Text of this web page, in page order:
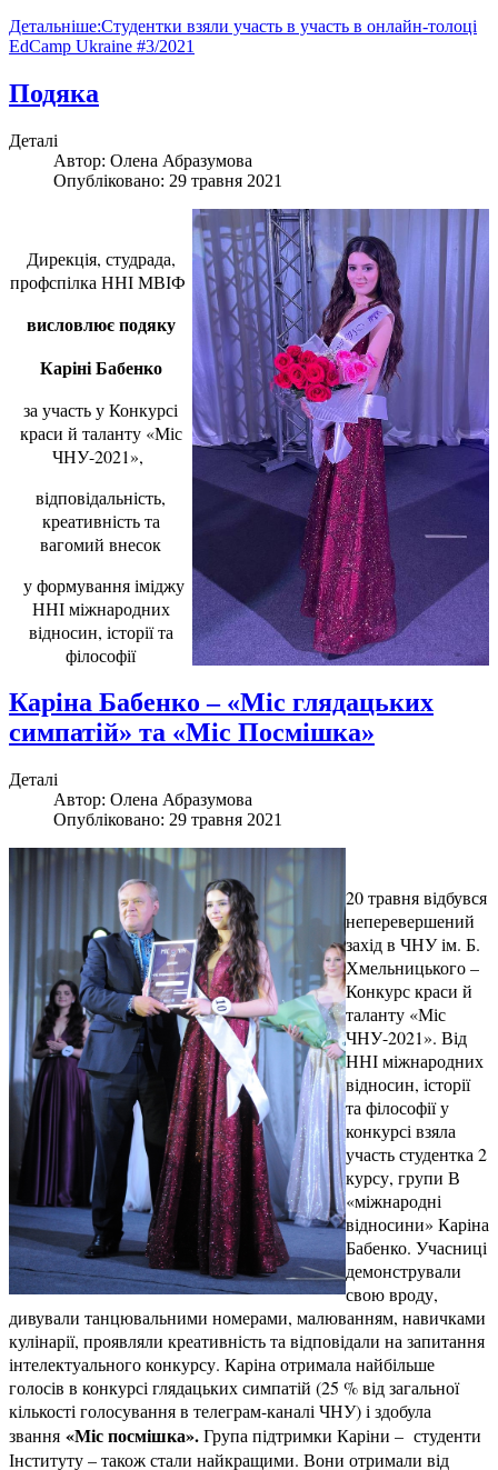
Детальніше:Студентки взяли участь в участь в онлайн-толоці
EdCamp Ukraine #3/2021
Подяка
Деталі
Автор: Олена Абразумова
Опубліковано: 29 травня 2021
Дирекція, студрада,
профспілка ННІ МВІФ
висловлює подяку
Каріні Бабенко
за участь у Конкурсі
краси й таланту «Міс
ЧНУ-2021»,
відповідальність,
креативність та
вагомий внесок
у формування іміджу
ННІ міжнародних
відносин, історії та
філософії
Каріна Бабенко – «Міс глядацьких
симпатій» та «Міс Посмішка»
Деталі
Автор: Олена Абразумова
Опубліковано: 29 травня 2021
20 травня відбувся
неперевершений
захід в ЧНУ ім. Б.
Хмельницького –
Конкурс краси й
таланту «Міс
ЧНУ-2021». Від
ННІ міжнародних
відносин, історії
та філософії у
конкурсі взяла
участь студентка 2
курсу, групи В
«міжнародні
відносини» Каріна
Бабенко. Учасниці
демонстрували
свою вроду,
дивували танцювальними номерами, малюванням, навичками
кулінарії, проявляли креативність та відповідали на запитання
інтелектуального конкурсу. Каріна отримала найбільше
голосів в конкурсі глядацьких симпатій (25 % від загальної
кількості голосування в телеграм-каналі ЧНУ) і здобула
звання «Міс посмішка».Група підтримки Каріни – студенти
Інституту – також стали найкращими. Вони отримали від